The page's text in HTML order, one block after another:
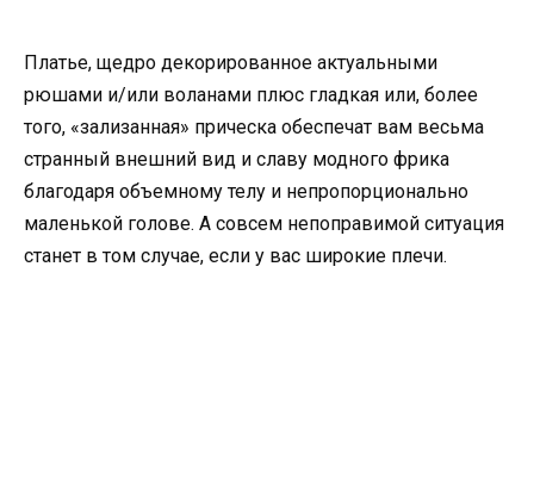
Платье, щедро декорированное актуальными
рюшами и/или воланами плюс гладкая или, более
того, «зализанная» прическа обеспечат вам весьма
странный внешний вид и славу модного фрика
благодаря объемному телу и непропорционально
маленькой голове. А совсем непоправимой ситуация
станет в том случае, если у вас широкие плечи.